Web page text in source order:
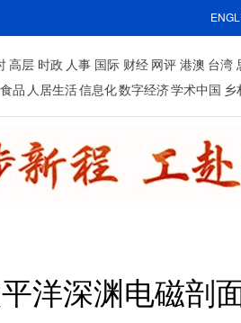
高层 时政 人事 国际 财经 网评 港澳 台湾
食品 人居生活信息化数字经济学术中国 乡
洋深渊电磁剖